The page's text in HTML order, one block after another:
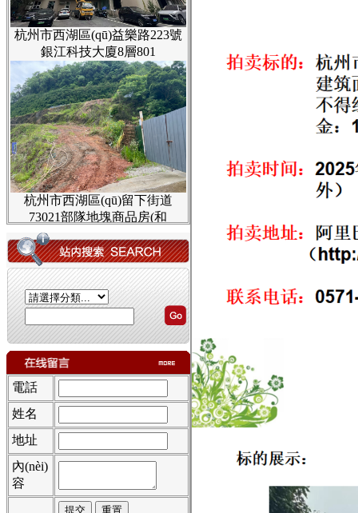
杭州市西湖區(qū)益樂路223號
銀江科技大廈8層801
杭州市西湖區(qū)留下街道
73021部隊地塊商品房(和
杭州市西湖區(qū)下楊村鄰里中
心房屋4樓、5樓10年租
電話
姓名
地址
內(nèi)
容